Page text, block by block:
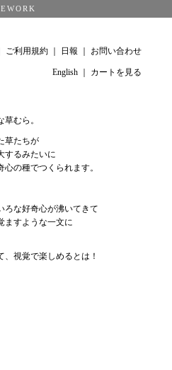
ご利用規約 日報 お問い合わせ
English カートを見る
むら。
草たちが
するみたいに
の種でつくられます。
ろな好奇心が沸いてきて
ますような一文に
視覚で楽しめるとは！